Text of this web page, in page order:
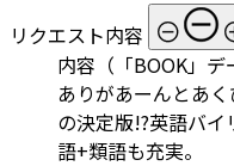
リクエスト内容
内容（「BOOK」デ
ありがあーんとあ
の決定版!?英語バ
語+類語も充実。